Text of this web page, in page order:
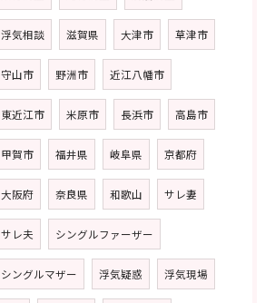
浮気相談 滋賀県 大津市 草津市
守山市 野洲市 近江八幡市
東近江市 米原市 長浜市 高島市
甲賀市 福井県 岐阜県 京都府
大阪府 奈良県 和歌山 サレ妻
サレ夫 シングルファーザー
シングルマザー 浮気疑惑 浮気現場